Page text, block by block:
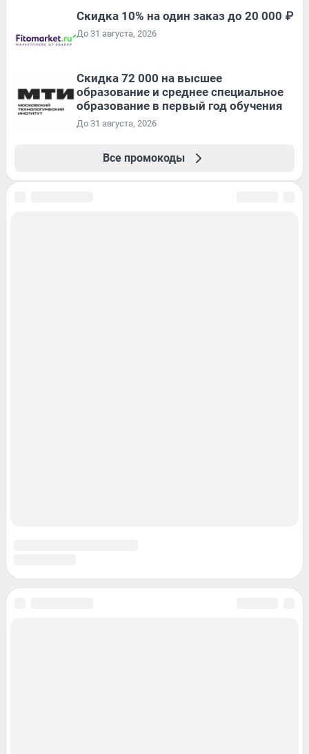
Скидка 10% на один заказ до 20 000 ₽
До 31 августа, 2026
Скидка 72 000 на высшее
образование и среднее специальное
образование в первый год обучения
До 31 августа, 2026
Все промокоды